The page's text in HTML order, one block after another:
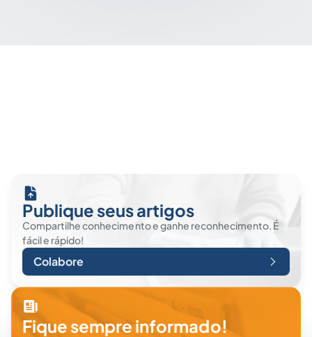
Publique seus artigos
Compartilhe conhecimento e ganhe reconhecimento. É
fácil e rápido!
Colabore
Fique sempre informado!